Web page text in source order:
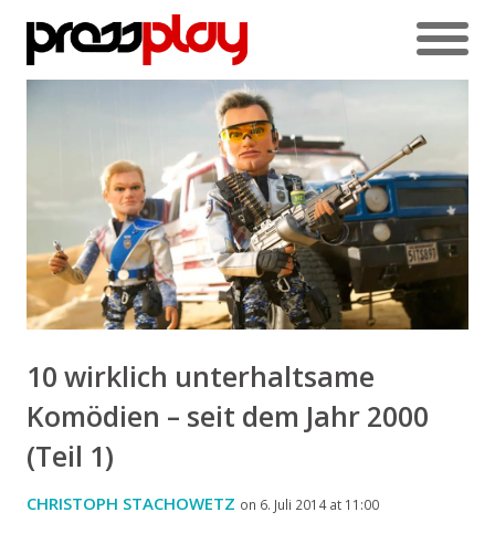
10 wirklich unterhaltsame
Komödien – seit dem Jahr 2000
(Teil 1)
CHRISTOPH STACHOWETZ on 6. Juli 2014 at 11:00